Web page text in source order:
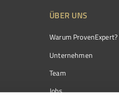
ÜBER UNS
Warum ProvenExpert?
Unternehmen
Team
Jobs